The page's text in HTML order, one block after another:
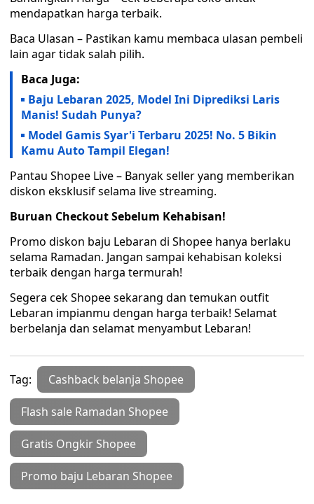
mendapatkan harga terbaik.
Baca Ulasan – Pastikan kamu membaca ulasan pembeli
lain agar tidak salah pilih.
Baca Juga:
Baju Lebaran 2025, Model Ini Diprediksi Laris
Manis! Sudah Punya?
Model Gamis Syar'i Terbaru 2025! No. 5 Bikin
Kamu Auto Tampil Elegan!
Pantau Shopee Live – Banyak seller yang memberikan
diskon eksklusif selama live streaming.
Buruan Checkout Sebelum Kehabisan!
Promo diskon baju Lebaran di Shopee hanya berlaku
selama Ramadan. Jangan sampai kehabisan koleksi
terbaik dengan harga termurah!
Segera cek Shopee sekarang dan temukan outfit
Lebaran impianmu dengan harga terbaik! Selamat
berbelanja dan selamat menyambut Lebaran!
Tag: Cashback belanja Shopee
Flash sale Ramadan Shopee
Gratis Ongkir Shopee
Promo baju Lebaran Shopee